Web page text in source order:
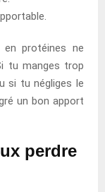
protéines ne
tu manges trop
si tu négliges le
un bon apport
perdre